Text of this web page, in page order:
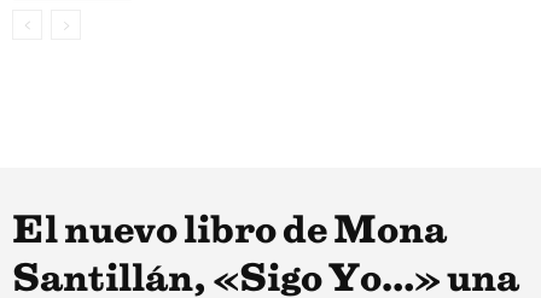
El nuevo libro de Mona
Santillán, «Sigo Yo…» una